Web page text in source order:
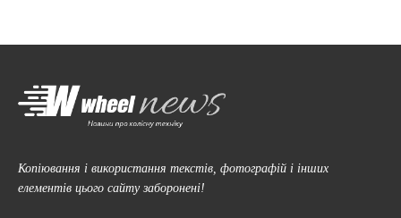
Копіювання і використання текстів, фотографій і інших
елементів цього сайту заборонені!